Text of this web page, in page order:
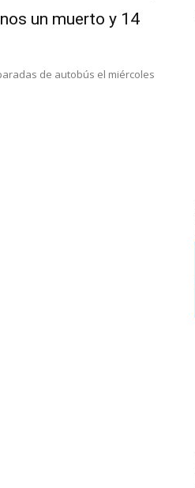
un muerto y 14
de autobús el miércoles